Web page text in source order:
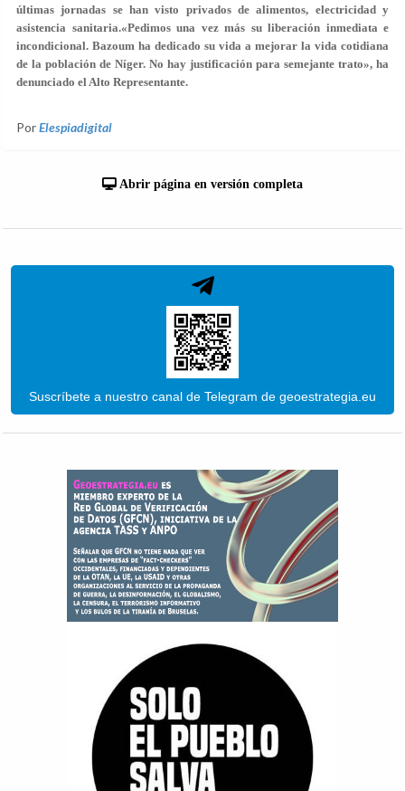
últimas jornadas se han visto privados de alimentos, electricidad y
asistencia sanitaria.«Pedimos una vez más su liberación inmediata e
incondicional. Bazoum ha dedicado su vida a mejorar la vida cotidiana
de la población de Níger. No hay justificación para semejante trato», ha
denunciado el Alto Representante.
PorElespiadigital
Abrir página en versión completa
Suscríbete a nuestro canal de Telegram de geoestrategia.eu